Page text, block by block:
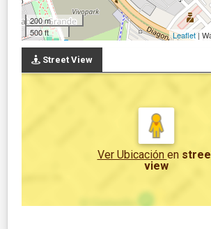
200 m
500 ft
Leaflet|
Street View
Ver Ubicación en
view